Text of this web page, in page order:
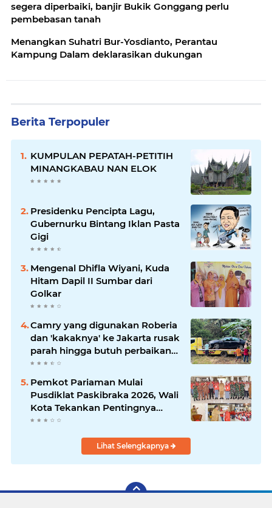
segera diperbaiki, banjir Bukik Gonggang perlu
pembebasan tanah
Menangkan Suhatri Bur-Yosdianto, Perantau
Kampung Dalam deklarasikan dukungan
Berita Terpopuler
KUMPULAN PEPATAH-PETITIH
MINANGKABAU NAN ELOK
Presidenku Pencipta Lagu,
Gubernurku Bintang Iklan Pasta
Gigi
Mengenal Dhifla Wiyani, Kuda
Hitam Dapil II Sumbar dari
Golkar
Camry yang digunakan Roberia
dan 'kakaknya' ke Jakarta rusak
parah hingga butuh perbaikan
200 juta
Pemkot Pariaman Mulai
Pusdiklat Paskibraka 2026, Wali
Kota Tekankan Pentingnya
Disiplin
Lihat Selengkapnya